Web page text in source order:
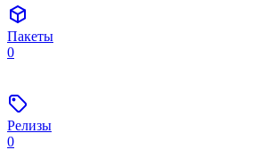
Пакеты
0
Релизы
0